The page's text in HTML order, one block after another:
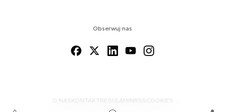
Obserwuj nas
O NAS KONTAKTREGULAMINRSS COOKIES